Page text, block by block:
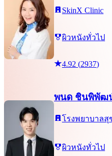
SkinX Clinic
ผิวหนังทั่วไป
4.92 (2937)
พนด ชินพิพัฒ
โรงพยาบาลสุ
ผิวหนังทั่วไป